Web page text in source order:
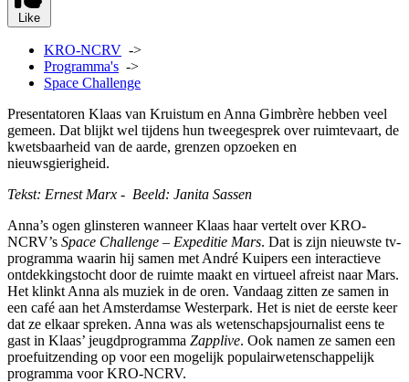
Like
KRO-NCRV ->
Programma's ->
Space Challenge
Presentatoren Klaas van Kruistum en Anna Gimbrère hebben veel
gemeen. Dat blijkt wel tijdens hun tweegesprek over ruimtevaart, de
kwetsbaarheid van de aarde, grenzen opzoeken en
nieuwsgierigheid.
Tekst: Ernest Marx - Beeld: Janita Sassen
Anna’s ogen glinsteren wanneer Klaas haar vertelt over KRO-
NCRV’s Space Challenge – Expeditie Mars. Dat is zijn nieuwste tv-
programma waarin hij samen met André Kuipers een interactieve
ontdekkingstocht door de ruimte maakt en virtueel afreist naar Mars.
Het klinkt Anna als muziek in de oren. Vandaag zitten ze samen in
een café aan het Amsterdamse Westerpark. Het is niet de eerste keer
dat ze elkaar spreken. Anna was als wetenschapsjournalist eens te
gast in Klaas’ jeugdprogramma Zapplive. Ook namen ze samen een
proefuitzending op voor een mogelijk populairwetenschappelijk
programma voor KRO-NCRV.